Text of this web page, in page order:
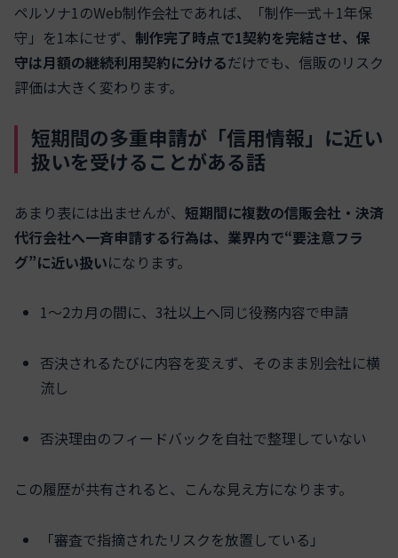
ペルソナ1のWeb制作会社であれば、「制作一式＋1年保
守」を1本にせず、 制作完了時点で1契約を完結させ、保
守は月額の継続利用契約に分けるだけでも、信販のリスク
評価は大きく変わります。
短期間の多重申請が「信用情報」に近い
扱いを受けることがある話
あまり表には出ませんが、 短期間に複数の信販会社・決済
代行会社へ一斉申請する行為は、業界内で“要注意フラ
グ”に近い扱いになります。
1〜2カ月の間に、3社以上へ同じ役務内容で申請
否決されるたびに内容を変えず、そのまま別会社に横
流し
否決理由のフィードバックを自社で整理していない
この履歴が共有されると、こんな見え方になります。
「審査で指摘されたリスクを放置している」